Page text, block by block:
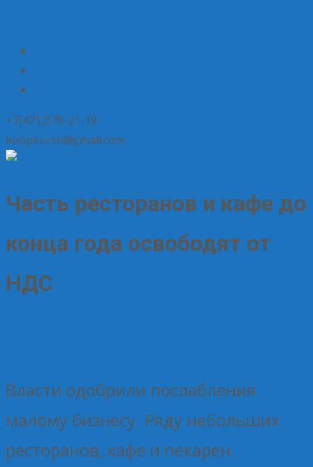
+7(4712)70-21-18
koopkursk@gmail.com
Часть ресторанов и кафе до
конца года освободят от
НДС
Власти одобрили послабления
малому бизнесу. Ряду небольших
ресторанов, кафе и пекарен